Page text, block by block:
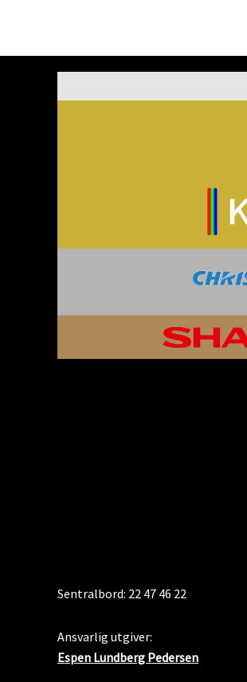
Sentralbord: 22 47 46 22
Ansvarlig utgiver:
Espen Lundberg Pedersen